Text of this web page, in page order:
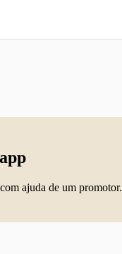
ajuda de um promotor.